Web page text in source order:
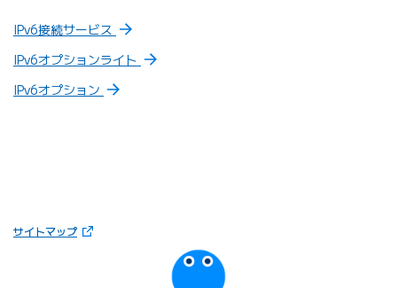
IPv6接続サービス
IPv6オプションライト
IPv6オプション
サイトマップ（新しいタブで開きます）
びっぷるのページ